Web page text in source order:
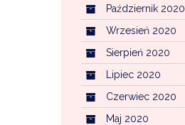
Październik 2020
Wrzesień 2020
Sierpień 2020
Lipiec 2020
Czerwiec 2020
Maj 2020